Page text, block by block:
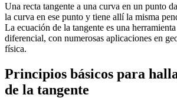
Una recta tangente a una curva en un punto
la curva en ese punto y tiene allí la misma
La ecuación de la tangente es una
diferencial, con numerosas aplicaciones en
física.
Principios básicos para
de la tangente